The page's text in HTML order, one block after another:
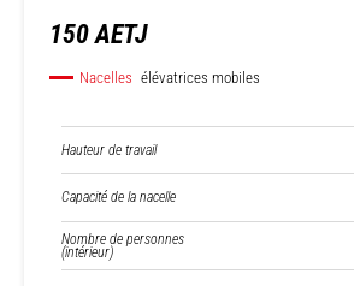
150 AETJ
Nacelles élévatrices mobiles
Hauteur de travail
Capacité de la nacelle
Nombre de personnes
(intérieur)